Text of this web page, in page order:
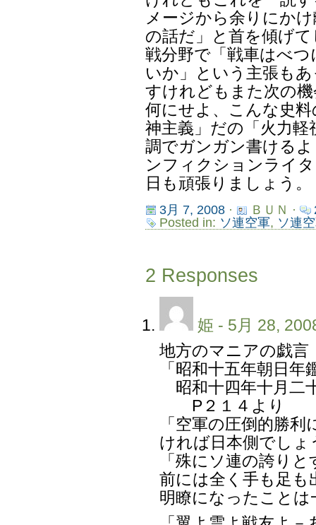
メージから余りにか
の話だ」と首を傾げ
戦分野で「戦車はべ
いか」という主張も
すけれどもまた次の
何にせよ、こんな史
神主義」だの「火力
調でガンガン書ける
ンフィクションライ
日も頑張りましょう。
3月 7, 2008· ＢＵＮ ·
Posted in: ソ連空軍, ソ連
2 Responses
姫 - 5月 28,
地方のマニアの戯言
「昭和十五年朝日年
昭和十四年十月二
P２１４より
「空軍の圧倒的勝
ければ日本側でしょ
「殊にソ連の誇り
前には全く手も足
明瞭になったことは